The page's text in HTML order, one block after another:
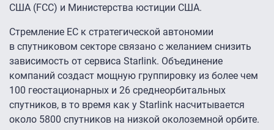
США (FCC) и Министерства юстиции США.
Стремление ЕС к стратегической автономии
в спутниковом секторе связано с желанием снизить
зависимость от сервиса Starlink. Объединение
компаний создаст мощную группировку из более чем
100 геостационарных и 26 среднеорбитальных
спутников, в то время как у Starlink насчитывается
около 5800 спутников на низкой околоземной орбите.